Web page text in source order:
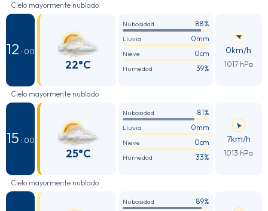
Cielo mayormente nublado
12 : 00
22°C
Nubosidad 88%
Lluvia 0mm
Nieve 0cm
Humedad 39%
0km/h
1017 hPa
Cielo mayormente nublado
15 : 00
25°C
Nubosidad 81%
Lluvia 0mm
Nieve 0cm
Humedad 33%
7km/h
1013 hPa
Cielo mayormente nublado
Nubosidad 89%